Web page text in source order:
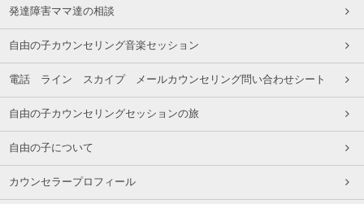
発達障害ママ達の相談
自由の子カウンセリング音楽セッション
電話 ライン スカイプ メールカウンセリング問い合わせシート
自由の子カウンセリングセッションの旅
自由の子について
カウンセラープロフィール